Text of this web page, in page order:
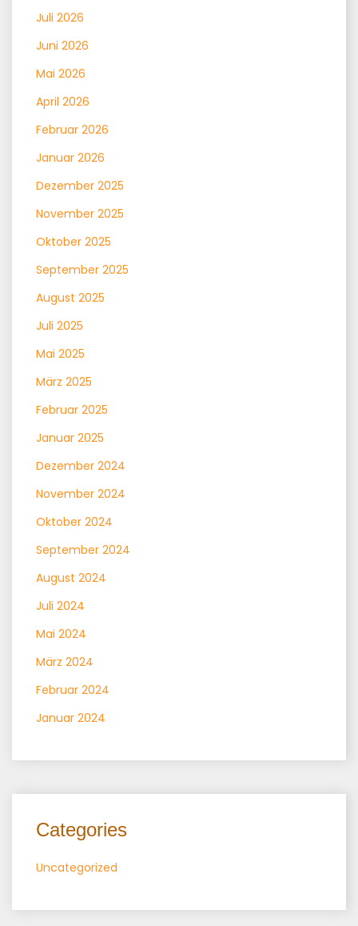
Juli 2026
Juni 2026
Mai 2026
April 2026
Februar 2026
Januar 2026
Dezember 2025
November 2025
Oktober 2025
September 2025
August 2025
Juli 2025
Mai 2025
März 2025
Februar 2025
Januar 2025
Dezember 2024
November 2024
Oktober 2024
September 2024
August 2024
Juli 2024
Mai 2024
März 2024
Februar 2024
Januar 2024
Categories
Uncategorized